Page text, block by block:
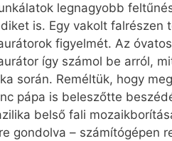
legnagyobb
is. Egy vakolt falrészen
figyelmét. Az
így számol be arról,
során. Reméltük, hogy
pápa is beleszőtte
belső fali
gondolva – számítógépen